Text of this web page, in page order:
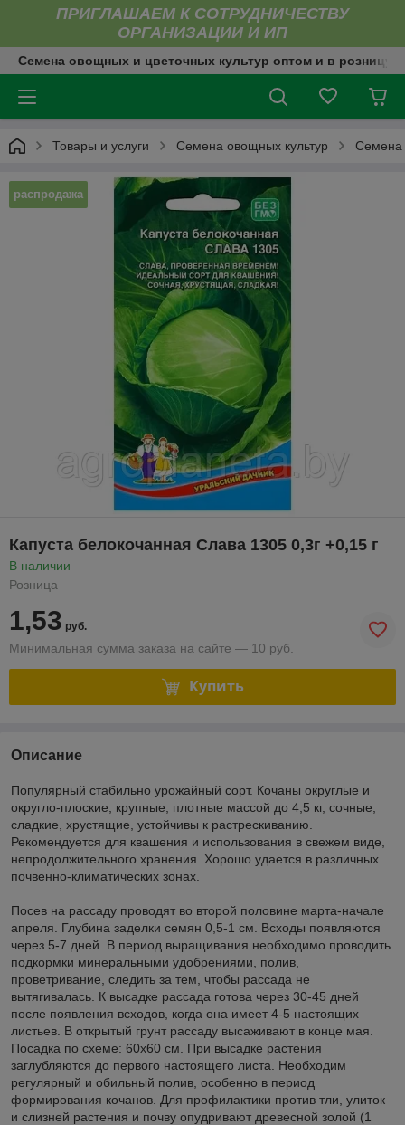
ПРИГЛАШАЕМ К СОТРУДНИЧЕСТВУ
ОРГАНИЗАЦИИ И ИП
Семена овощных и цветочных культур оптом и в розницу
Товары и услуги Семена овощных культур Семена
распродажа
Капуста белокочанная Слава 1305 0,3г +0,15 г
В наличии
Розница
1,53 руб.
Минимальная сумма заказа на сайте — 10 руб.
Купить
Описание
Популярный стабильно урожайный сорт. Кочаны округлые и
округло-плоские, крупные, плотные массой до 4,5 кг, сочные,
сладкие, хрустящие, устойчивы к растрескиванию.
Рекомендуется для квашения и использования в свежем виде,
непродолжительного хранения. Хорошо удается в различных
почвенно-климатических зонах.
Посев на рассаду проводят во второй половине марта-начале
апреля. Глубина заделки семян 0,5-1 см. Всходы появляются
через 5-7 дней. В период выращивания необходимо проводить
подкормки минеральными удобрениями, полив,
проветривание, следить за тем, чтобы рассада не
вытягивалась. К высадке рассада готова через 30-45 дней
после появления всходов, когда она имеет 4-5 настоящих
листьев. В открытый грунт рассаду высаживают в конце мая.
Посадка по схеме: 60х60 см. При высадке растения
заглубляются до первого настоящего листа. Необходим
регулярный и обильный полив, особенно в период
формирования кочанов. Для профилактики против тли, улиток
и слизней растения и почву опудривают древесной золой (1